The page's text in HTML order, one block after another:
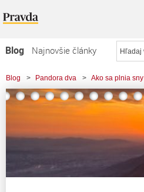
Blog
Najnovšie články
Najčítanejšie články
Najkomentovanejšie články
Blog > Pandora dva > Ako sa plnia sny